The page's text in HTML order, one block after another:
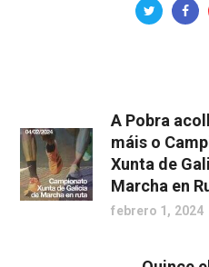
A Pobra
máis o
Xunta de
Marcha en
febrero 1, 2024